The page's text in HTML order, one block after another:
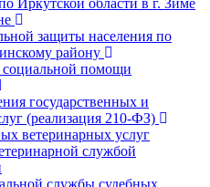
защиты населения по
району
помощи
государственных и
(реализация 210-ФЗ)
ветеринарных услуг
службой
службы судебных